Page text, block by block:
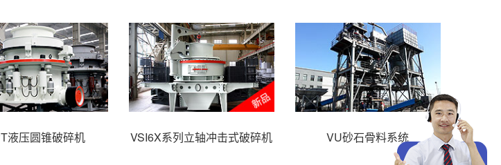
液压圆锥破碎机 VSI6X系列立轴冲击式破碎机 VU砂石骨料系统